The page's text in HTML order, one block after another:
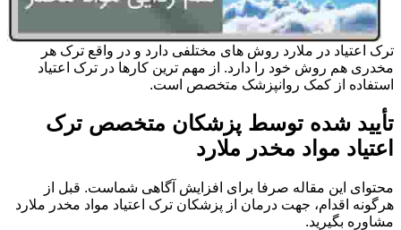
ترک اعتیاد در ملارد روش های مختلفی دارد و در واقع ترک هر
مخدری هم روش خود را دارد. از مهم ترین کارها در ترک اعتیاد
استفاده از کمک روانپزشک متخصص است.
تأیید شده توسط پزشکان متخصص ترک
اعتیاد مواد مخدر ملارد
محتوای این مقاله صرفا برای افزایش آگاهی شماست. قبل از
هرگونه اقدام، جهت درمان از پزشکان ترک اعتیاد مواد مخدر ملارد
مشاوره بگیرید.